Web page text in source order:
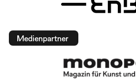
Medienpartner